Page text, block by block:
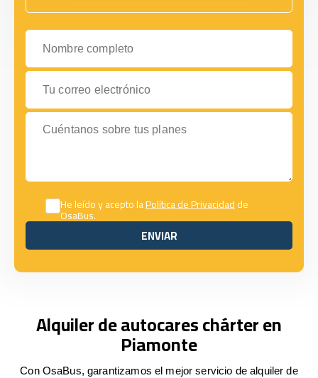
Nombre completo
Tu correo electrónico
Cuéntanos sobre tus planes
He leído y acepto laPolítica de Privacidadde
OsaBus.
ENVIAR
ENVIAR
Alquiler de autocares chárter en
Piamonte
Con OsaBus, garantizamos el mejor servicio de alquiler de